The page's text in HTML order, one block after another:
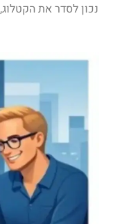
נכון לסדר את